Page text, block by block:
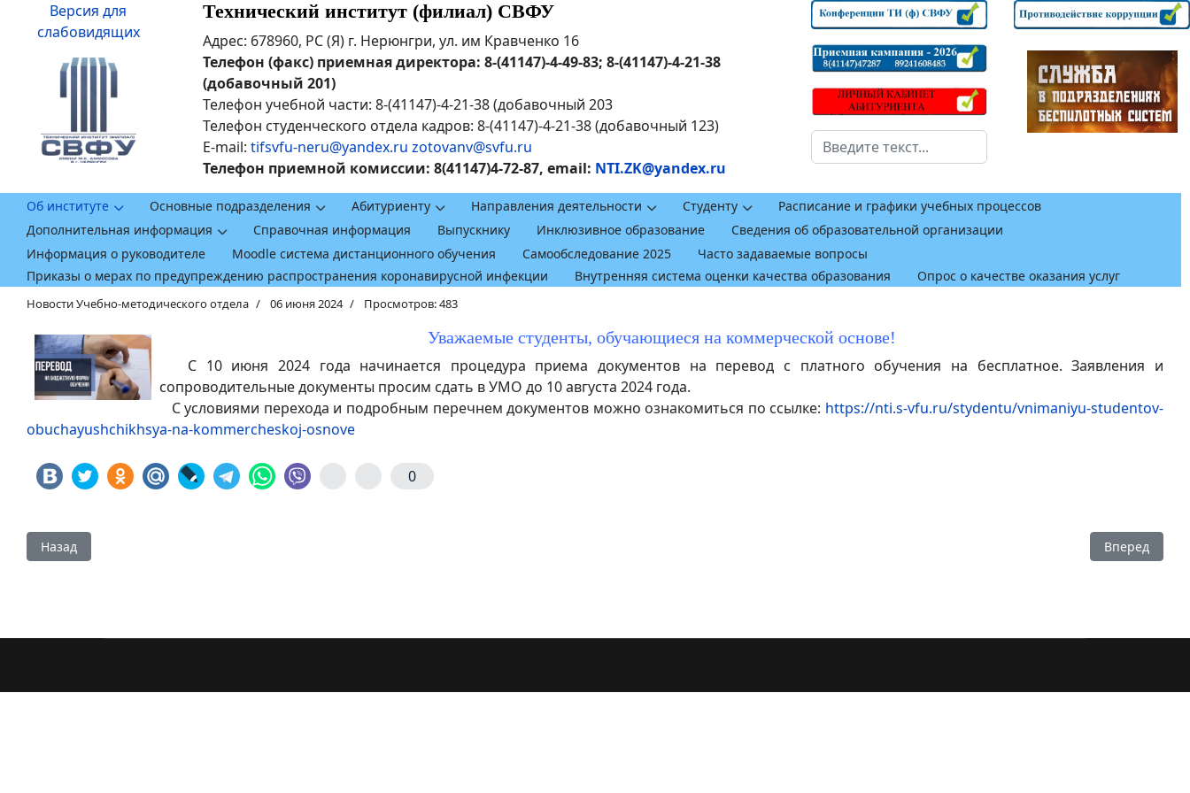
Версия для
слабовидящих
Технический институт (филиал) СВФУ
Адрес: 678960, РС (Я) г. Нерюнгри, ул. им Кравченко 16
Телефон (факс) приемная директора: 8-(41147)-4-49-83; 8-(41147)-4-21-38
(добавочный 201)
Телефон учебной части: 8-(41147)-4-21-38 (добавочный 203
Телефон студенческого отдела кадров: 8-(41147)-4-21-38 (добавочный 123)
E-mail: tifsvfu-neru@yandex.ru zotovanv@svfu.ru
Телефон приемной комиссии: 8(41147)4-72-87, email: NTI.ZK@yandex.ru
Поиск
Об институте Основные подразделения Абитуриенту Направления деятельности Студенту
Расписание и графики учебных процессов
Дополнительная информация
Справочная информация Выпускнику Инклюзивное образование
Сведения об образовательной организации
Информация о руководителе
Moodle система дистанционного обучения Самообследование 2025
Часто задаваемые вопросы
Приказы о мерах по предупреждению распространения коронавирусной инфекции
Внутренняя система оценки качества образования Опрос о качестве оказания услуг
Новости Учебно-методического отдела 06 июня 2024 Просмотров: 483
Уважаемые студенты, обучающиеся на коммерческой основе!
С 10 июня 2024 года начинается процедура приема документов на перевод с платного обучения на бесплатное. Заявления и
сопроводительные документы просим сдать в УМО до 10 августа 2024 года.
С условиями перехода и подробным перечнем документов можно ознакомиться по ссылке: https://nti.s-vfu.ru/stydentu/vnimaniyu-studentov-
obuchayushchikhsya-na-kommercheskoj-osnove
0
Предыдущий: Прием заявлений на повышенную государственную академическую стипендию (ПГАС)
Назад Следующий:
Вперед